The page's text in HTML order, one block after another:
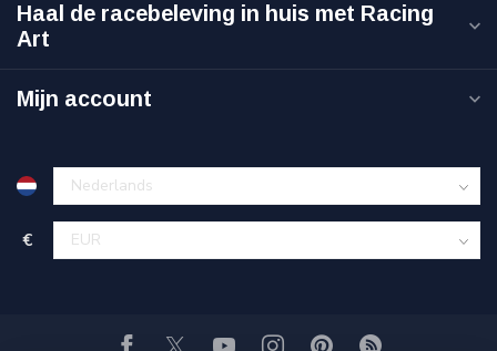
Haal de racebeleving in huis met Racing
Art
Mijn account
€